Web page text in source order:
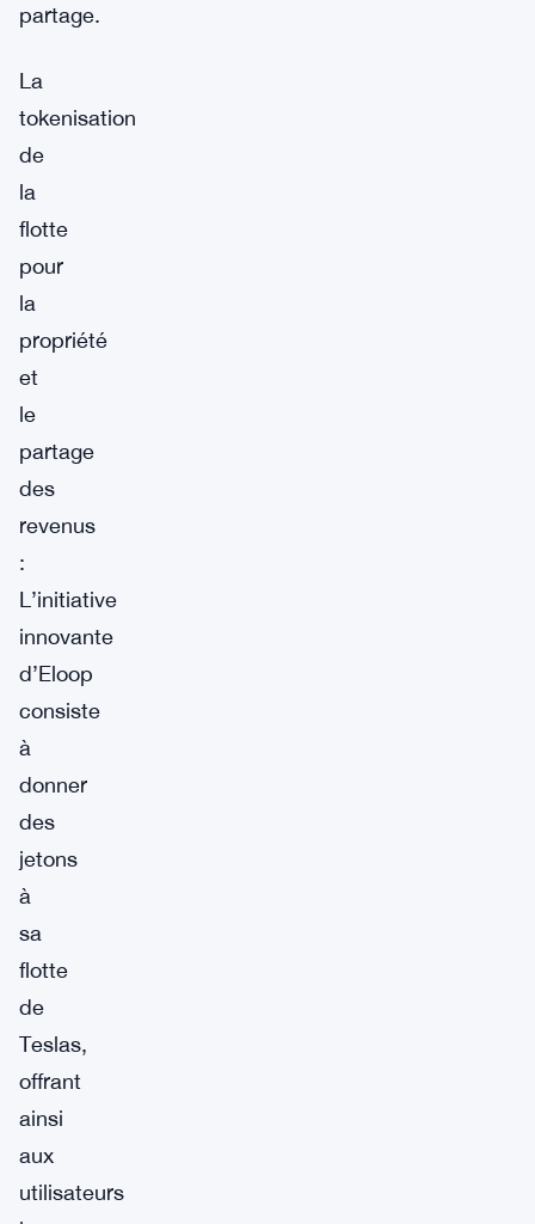
partage.
La
tokenisation
de
la
flotte
pour
la
propriété
et
le
partage
des
revenus
:
L’initiative
innovante
d’Eloop
consiste
à
donner
des
jetons
à
sa
flotte
de
Teslas,
offrant
ainsi
aux
utilisateurs